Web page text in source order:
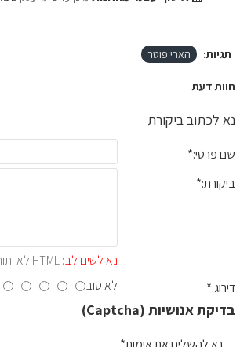
תגיות: הארי פוטר
חוות דעת
נא לכתוב ביקורת
שם פרטי:
ביקורת:
נא לשים לב:
דירוג:
לא טוב
בדיקת אנושיות (Captcha)